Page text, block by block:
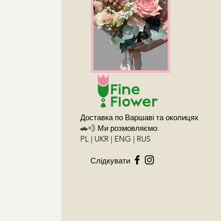
Доставка по Варшаві та околицях
🚗💨 Ми розмовляємо:
PL | UKR | ENG | RUS
Слідкувати